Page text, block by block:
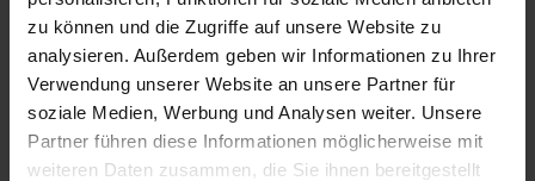
zu können und die Zugriffe auf unsere Website zu
analysieren. Außerdem geben wir Informationen zu Ihrer
Verwendung unserer Website an unsere Partner für
soziale Medien, Werbung und Analysen weiter. Unsere
Partner führen diese Informationen möglicherweise mit
weiteren Daten zusammen, die Sie ihnen bereitgestellt
Stabi HA
Weitere Informationen
Bremsscheiben belüftet